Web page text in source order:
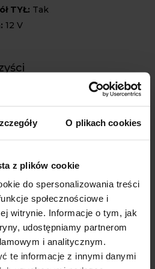
O plikach cookies
z plików cookie
do spersonalizowania treści
społecznościowe i
witrynie. Informacje o tym, jak
udostępniamy partnerom
i analitycznym.
te informacje z innymi danymi
TYŁ: Tak
12 V
rozwiązanie dla tych,
ale mocnego sprzętu
sprawdza się w wąskich
między rzędami upraw. Brak
masa i kompaktowe
niezwykle łatwym.
wydajnym, ale i
Dzięki niskim kosztom
jest doskonałą inwestycją dla
i niezawodnego sprzętu.
się uznaniem za jakość i